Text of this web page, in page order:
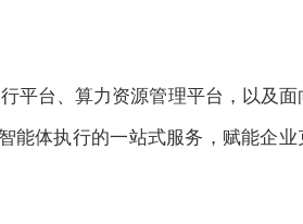
平台、算力资源管理平台，以及面
能体执行的一站式服务，赋能企业